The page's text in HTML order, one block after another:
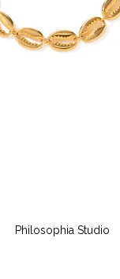
Philosophia Studio